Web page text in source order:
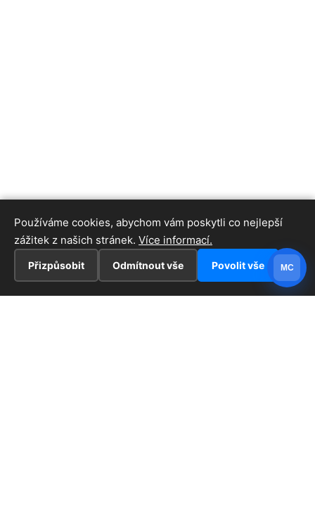
Používáme cookies, abychom vám poskytli co nejlepší
zážitek z našich stránek. Více informací.
Přizpůsobit Odmítnout vše Povolit vše MC